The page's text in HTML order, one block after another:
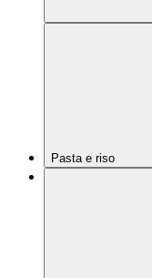
Pasta e riso